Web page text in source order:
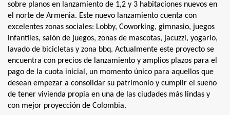
sobre planos en lanzamiento de 1,2 y 3 habitaciones nuevos en
el norte de Armenia. Este nuevo lanzamiento cuenta con
excelentes zonas sociales: Lobby, Coworking, gimnasio, juegos
infantiles, salón de juegos, zonas de mascotas, jacuzzi, yogario,
lavado de bicicletas y zona bbq. Actualmente este proyecto se
encuentra con precios de lanzamiento y amplios plazos para el
pago de la cuota inicial, un momento único para aquellos que
desean empezar a consolidar su patrimonio y cumplir el sueño
de tener vivienda propia en una de las ciudades más lindas y
con mejor proyección de Colombia.